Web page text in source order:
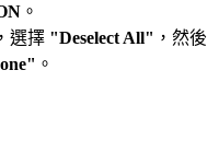
。
，選擇 "Deselect All" ，然後
。